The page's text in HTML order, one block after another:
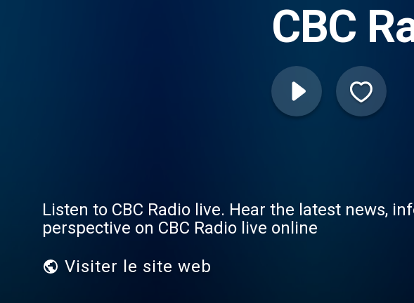
CBC
Listen to CBC Radio live. Hear the latest news,
perspective on CBC Radio live online
Visiter le site web